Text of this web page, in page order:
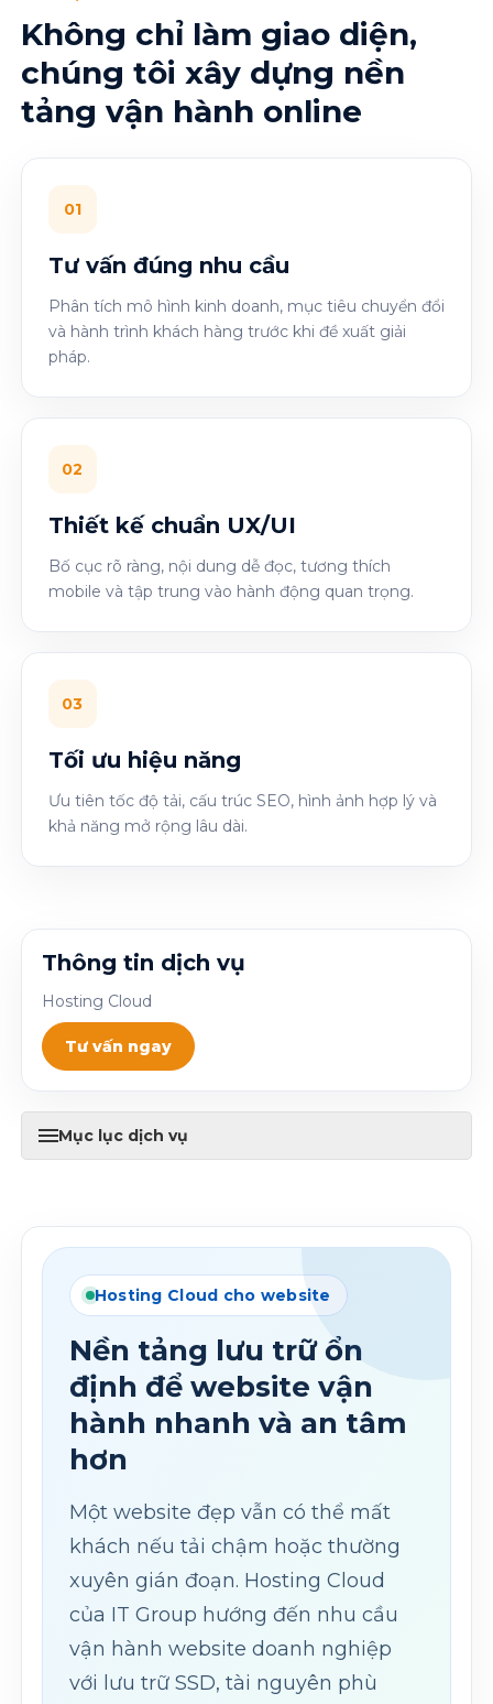
Không chỉ làm giao diện,
chúng tôi xây dựng nền
tảng vận hành online
01
Tư vấn đúng nhu cầu
Phân tích mô hình kinh doanh, mục tiêu chuyển đổi
và hành trình khách hàng trước khi đề xuất giải
pháp.
02
Thiết kế chuẩn UX/UI
Bố cục rõ ràng, nội dung dễ đọc, tương thích
mobile và tập trung vào hành động quan trọng.
03
Tối ưu hiệu năng
Ưu tiên tốc độ tải, cấu trúc SEO, hình ảnh hợp lý và
khả năng mở rộng lâu dài.
Thông tin dịch vụ
Hosting Cloud
Tư vấn ngay
Mục lục dịch vụ
Hosting Cloud cho website
Nền tảng lưu trữ ổn
định để website vận
hành nhanh và an tâm
hơn
Một website đẹp vẫn có thể mất
khách nếu tải chậm hoặc thường
xuyên gián đoạn. Hosting Cloud
của IT Group hướng đến nhu cầu
vận hành website doanh nghiệp
với lưu trữ SSD, tài nguyên phù